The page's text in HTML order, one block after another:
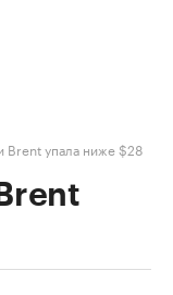
Brent упала ниже $28